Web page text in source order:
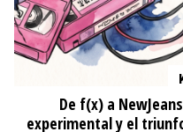
De f(x) a
experimental y el